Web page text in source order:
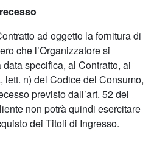
ad oggetto la fornitura di
che l’Organizzatore si
specifica, al Contratto, ai
lett. n) del Codice del Consumo,
previsto dall’art. 52 del
non potrà quindi esercitare
dei Titoli di Ingresso.